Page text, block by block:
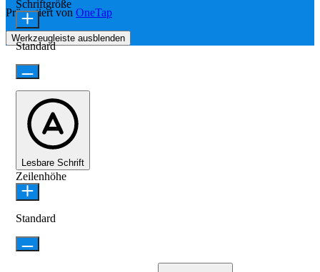
Präsentiert von OneTap
Werkzeugleiste ausblenden
Schriftgröße
Standard
Lesbare Schrift
Zeilenhöhe
Standard